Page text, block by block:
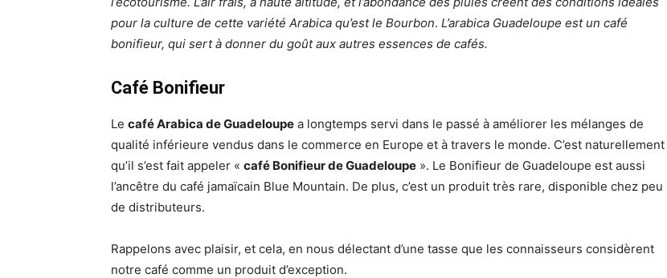
pour la culture de cette variété Arabica qu’est le Bourbon. L’arabica Guadeloupe est un café
bonifieur, qui sert à donner du goût aux autres essences de cafés.
Café Bonifieur
Le café Arabica de Guadeloupe a longtemps servi dans le passé à améliorer les mélanges de
qualité inférieure vendus dans le commerce en Europe et à travers le monde. C’est naturellement
qu’il s’est fait appeler « café Bonifieur de Guadeloupe ». Le Bonifieur de Guadeloupe est aussi
l’ancêtre du café jamaïcain Blue Mountain. De plus, c’est un produit très rare, disponible chez peu
de distributeurs.
Rappelons avec plaisir, et cela, en nous délectant d’une tasse que les connaisseurs considèrent
notre café comme un produit d’exception.